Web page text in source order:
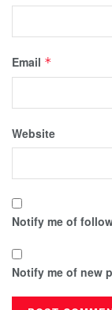
Email *
Website
Notify me of
Notify me of new